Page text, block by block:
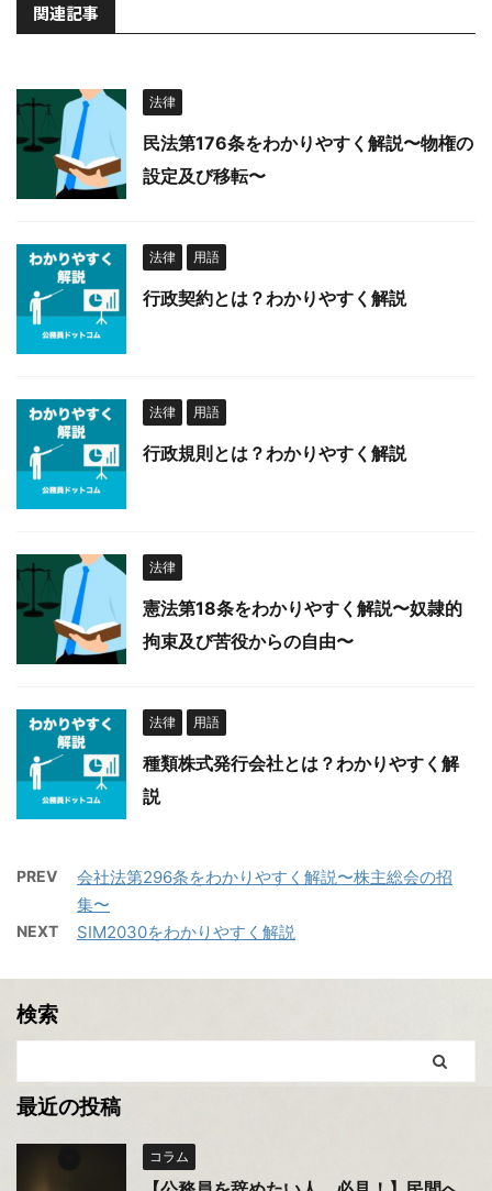
関連記事
法律
民法第176条をわかりやすく解説〜物権の
設定及び移転〜
法律 用語
行政契約とは？わかりやすく解説
法律 用語
行政規則とは？わかりやすく解説
法律
憲法第18条をわかりやすく解説〜奴隷的
拘束及び苦役からの自由〜
法律 用語
種類株式発行会社とは？わかりやすく解
説
PREV
会社法第296条をわかりやすく解説〜株主総会の招
集〜
NEXT SIM2030をわかりやすく解説
検索
最近の投稿
コラム